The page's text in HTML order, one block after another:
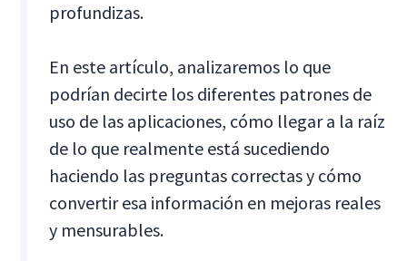
profundizas.
En este artículo, analizaremos lo que
podrían decirte los diferentes patrones de
uso de las aplicaciones, cómo llegar a la raíz
de lo que realmente está sucediendo
haciendo las preguntas correctas y cómo
convertir esa información en mejoras reales
y mensurables.